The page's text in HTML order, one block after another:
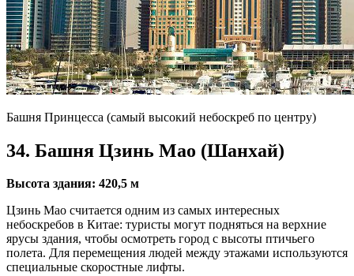
Башня Принцесса (самый высокий небоскреб по центру)
34. Башня Цзинь Мао (Шанхай)
Высота здания: 420,5 м
Цзинь Мао считается одним из самых интересных
небоскребов в Китае: туристы могут подняться на верхние
ярусы здания, чтобы осмотреть город с высоты птичьего
полета. Для перемещения людей между этажами используются
специальные скоростные лифты.